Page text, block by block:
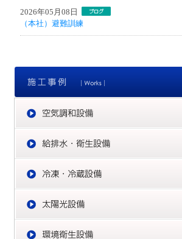
2026年05月08日
（本社）避難訓練